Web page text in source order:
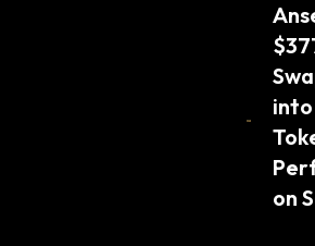
I
S
T
A
:into
on